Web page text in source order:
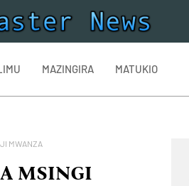
MAZINGIRA MATUKIO
MWANZA
MSINGI